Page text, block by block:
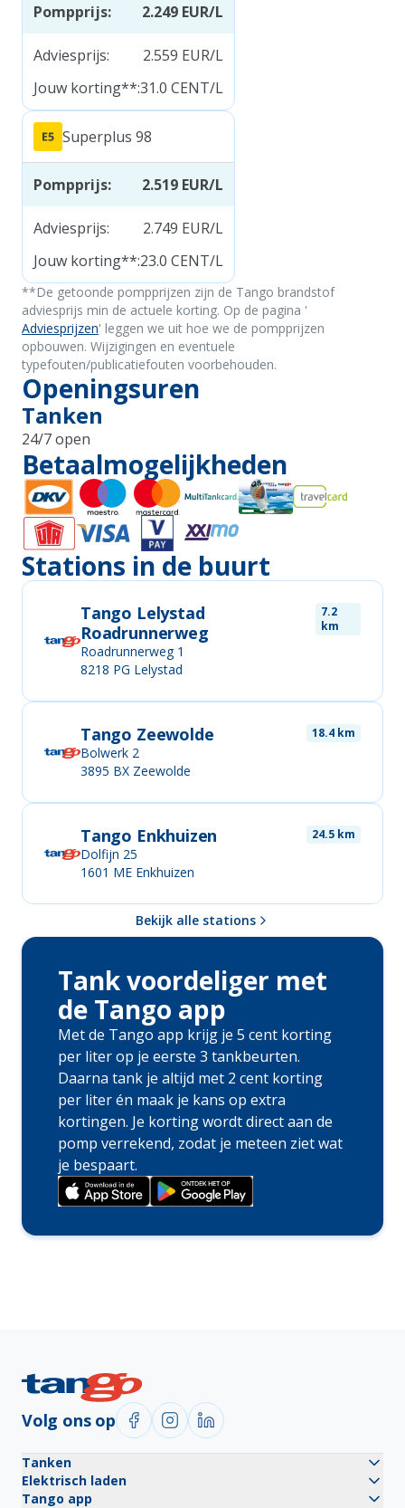
Pompprijs: 2.249 EUR/L
Adviesprijs: 2.559 EUR/L
Jouw korting**:31.0 CENT/L
Superplus 98
Pompprijs: 2.519 EUR/L
Adviesprijs: 2.749 EUR/L
Jouw korting**:23.0 CENT/L
**De getoonde pompprijzen zijn de Tango brandstof
adviesprijs min de actuele korting. Op de pagina '
Adviesprijzen' leggen we uit hoe we de pompprijzen
opbouwen. Wijzigingen en eventuele
typefouten/publicatiefouten voorbehouden.
Openingsuren
Tanken
24/7 open
Betaalmogelijkheden
Stations in de buurt
Tango Lelystad
Roadrunnerweg
7.2
km
Roadrunnerweg 1
8218 PG Lelystad
Tango Zeewolde 18.4 km
Bolwerk 2
3895 BX Zeewolde
Tango Enkhuizen 24.5 km
Dolfijn 25
1601 ME Enkhuizen
Bekijk alle stations
Tank voordeliger met
de Tango app
Met de Tango app krijg je 5 cent korting
per liter op je eerste 3 tankbeurten.
Daarna tank je altijd met 2 cent korting
per liter én maak je kans op extra
kortingen. Je korting wordt direct aan de
pomp verrekend, zodat je meteen ziet wat
je bespaart.
Volg ons op
Tanken
Elektrisch laden
Tango app